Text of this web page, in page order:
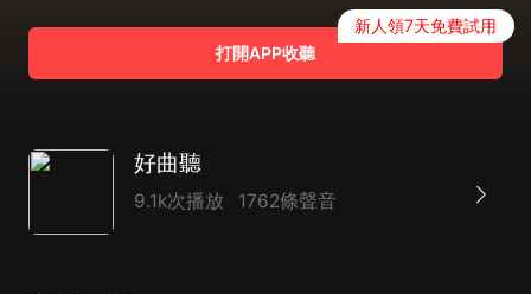
打開APP收聽
新人領7天免費試用
好曲聽
9.1k次播放 1762條聲音